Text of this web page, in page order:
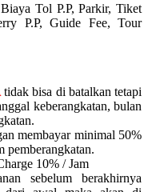
Tol P.P, Parkir, Tiket
P.P, Guide Fee, Tour
tidak bisa di batalkan tetapi
keberangkatan, bulan
membayar minimal 50%
pemberangkatan.
10% / Jam
sebelum berakhirnya